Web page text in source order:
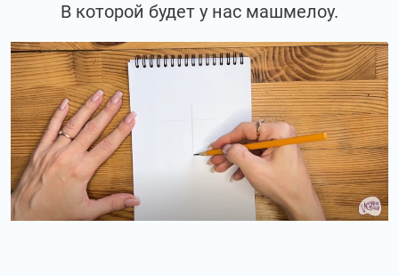
В которой будет у нас машмелоу.